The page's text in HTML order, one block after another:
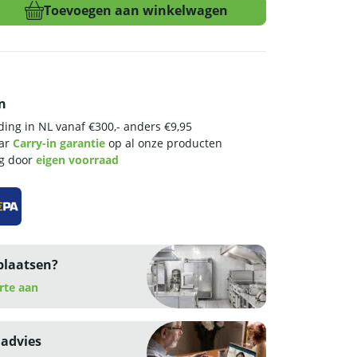
Toevoegen aan winkelwagen
in NL vanaf €300,- anders €9,95
Carry-in garantie op al onze producten
door eigen voorraad
aan